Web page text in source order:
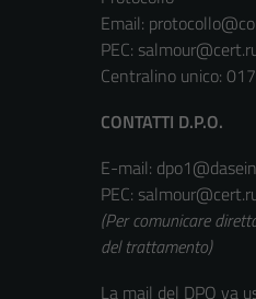
Email:
PEC:
Centralino unico:
CONTATTI D.P.O.
E-mail:
PEC:
(Per comunicare
del trattamento)
La mail del DPO va